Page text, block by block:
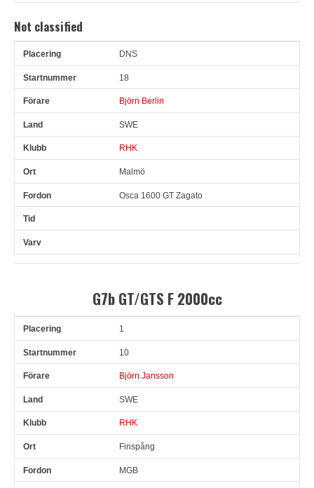
Not classified
Pl Snr Land
DNS
18
Björn Berlin
SWE
RHK
Malmö
Osca 1600 GT Zagato
G7b GT/GTS F 2000cc
Pl Snr 1
10
Björn Jansson
SWE
RHK
Finspång
MGB